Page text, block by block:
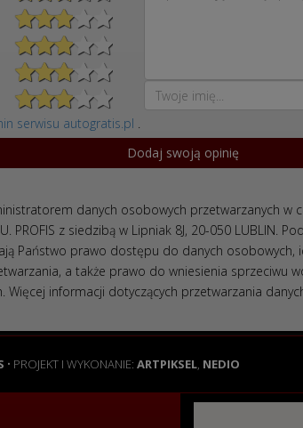
serwisu autogratis.pl .
danych osobowych przetwarzanych w
PROFIS z siedzibą w Lipniak 8J, 20-050 LUBLIN.
Państwo prawo dostępu do danych osobowych,
a także prawo do wniesienia sprzeciwu
Więcej informacji dotyczących przetwarzania
• PROJEKT I WYKONANIE: ARTPIKSEL, NEDIO